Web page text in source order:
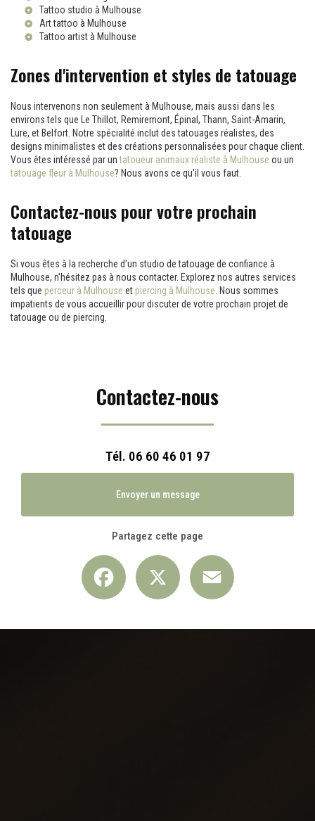
Tattoo studio à Mulhouse
Art tattoo à Mulhouse
Tattoo artist à Mulhouse
Zones d'intervention et styles de tatouage
Nous intervenons non seulement à Mulhouse, mais aussi dans les
environs tels que Le Thillot, Remiremont, Épinal, Thann, Saint-Amarin,
Lure, et Belfort. Notre spécialité inclut des tatouages réalistes, des
designs minimalistes et des créations personnalisées pour chaque client.
Vous êtes intéressé par untatoueur animaux réaliste à Mulhouse ou un
tatouage fleur à Mulhouse? Nous avons ce qu'il vous faut.
Contactez-nous pour votre prochain
tatouage
Si vous êtes à la recherche d'un studio de tatouage de confiance à
Mulhouse, n'hésitez pas à nous contacter. Explorez nos autres services
tels que perceur à Mulhouse et piercing à Mulhouse . Nous sommes
impatients de vous accueillir pour discuter de votre prochain projet de
tatouage ou de piercing.
Contactez-nous
Tél. 06 60 46 01 97
Envoyer un message
Partagez cette page
Facebook